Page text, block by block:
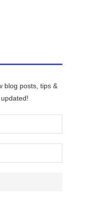
blog posts, tips &